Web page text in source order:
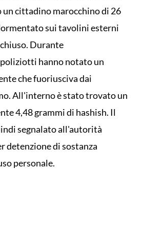
cittadino marocchino di 26
sui tavolini esterni
Durante
hanno notato un
che fuoriusciva dai
All'interno è stato trovato un
4,48 grammi di hashish. Il
segnalato all'autorità
detenzione di sostanza
personale.